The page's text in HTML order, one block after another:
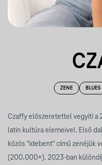
ZENE BLUES
Czaffy előszeretettel vegyíti a
latin kultúra elemeivel. Első
közös "idebent" című zenéjük
(200.000+). 2023-ban